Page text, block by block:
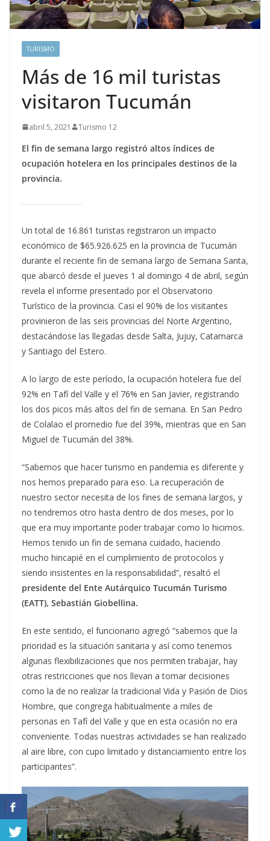
TURISMO
Más de 16 mil turistas
visitaron Tucumán
abril 5, 2021 Turismo 12
El fin de semana largo registró altos índices de
ocupación hotelera en los principales destinos de la
provincia.
Un total de 16.861 turistas registraron un impacto
económico de $65.926.625 en la provincia de Tucumán
durante el reciente fin de semana largo de Semana Santa,
que abarcó desde el jueves 1 al domingo 4 de abril, según
revela el informe presentado por el Observatorio
Turístico de la provincia. Casi el 90% de los visitantes
provinieron de las seis provincias del Norte Argentino,
destacándose las llegadas desde Salta, Jujuy, Catamarca
y Santiago del Estero.
A lo largo de este período, la ocupación hotelera fue del
92% en Tafí del Valle y el 76% en San Javier, registrando
los dos picos más altos del fin de semana. En San Pedro
de Colalao el promedio fue del 39%, mientras que en San
Miguel de Tucumán del 38%.
“Sabemos que hacer turismo en pandemia es diferente y
nos hemos preparado para eso. La recuperación de
nuestro sector necesita de los fines de semana largos, y
no tendremos otro hasta dentro de dos meses, por lo
que era muy importante poder trabajar como lo hicimos.
Hemos tenido un fin de semana cuidado, haciendo
mucho hincapié en el cumplimiento de protocolos y
siendo insistentes en la responsabilidad”, resaltó el
presidente del Ente Autárquico Tucumán Turismo
(EATT), Sebastián Giobellina.
En este sentido, el funcionario agregó “sabemos que la
prioridad es la situación sanitaria y así como tenemos
algunas flexibilizaciones que nos permiten trabajar, hay
otras restricciones que nos llevan a tomar decisiones
como la de no realizar la tradicional Vida y Pasión de Dios
Hombre, que congrega habitualmente a miles de
personas en Tafí del Valle y que en esta ocasión no era
conveniente. Todas nuestras actividades se han realizado
al aire libre, con cupo limitado y distanciamiento entre los
participantes”.